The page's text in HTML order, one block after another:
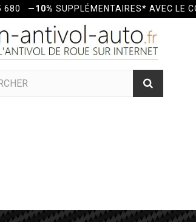
680 —10% SUPPLÉMENTAIRES* AVEC LE